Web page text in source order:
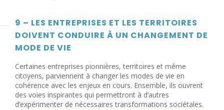
9 – LES ENTREPRISES ET LES TERRITOIRES
DOIVENT CONDUIRE À UN CHANGEMENT DE
MODE DE VIE
Certaines entreprises pionnières, territoires et même
citoyens, parviennent à changer les modes de vie en
cohérence avec les enjeux en cours. Ensemble, ils ouvrent
des voies inspirantes qui permettront à d’autres
d’expérimenter de nécessaires transformations sociétales.